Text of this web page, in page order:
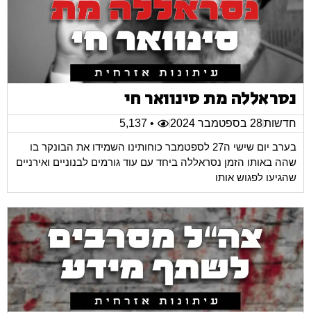
נסראללה מת סינוואר חי
חדשות28 בספטמבר 2024
• 5,137
בערב יום שישי ה27 לספטמבר כוחותינו השמידו את הבונקר בו
שהה באותו הזמן נסראללה ביחד עם עוד גורמים לבנוניים ואירניים
שהגיעו לפגוש אותו